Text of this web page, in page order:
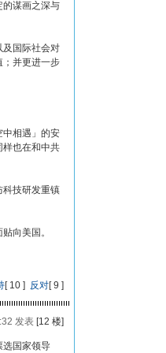
谋画之深与
国际社会对
；并更进一步
相遇」的安
也在和中共
技研发重镇
向美国。
[10 ] 反对[9 ]
发表[12 楼]
选国家领导